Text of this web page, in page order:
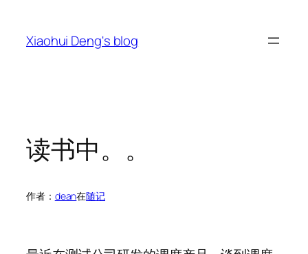
Xiaohui Deng's blog
读书中。。
作者： dean在随记